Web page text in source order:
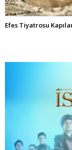
Efes Tiyatrosu